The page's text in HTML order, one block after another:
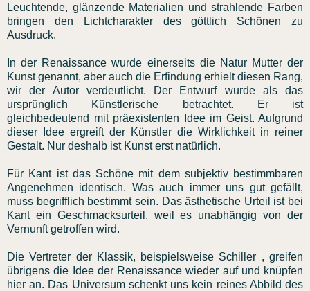
Leuchtende, glänzende Materialien und strahlende Farben
bringen den Lichtcharakter des göttlich Schönen zu
Ausdruck.
In der Renaissance wurde einerseits die Natur Mutter der
Kunst genannt, aber auch die Erfindung erhielt diesen Rang,
wir der Autor verdeutlicht. Der Entwurf wurde als das
ursprünglich Künstlerische betrachtet. Er ist
gleichbedeutend mit präexistenten Idee im Geist. Aufgrund
dieser Idee ergreift der Künstler die Wirklichkeit in reiner
Gestalt. Nur deshalb ist Kunst erst natürlich.
Für Kant ist das Schöne mit dem subjektiv bestimmbaren
Angenehmen identisch. Was auch immer uns gut gefällt,
muss begrifflich bestimmt sein. Das ästhetische Urteil ist bei
Kant ein Geschmacksurteil, weil es unabhängig von der
Vernunft getroffen wird.
Die Vertreter der Klassik, beispielsweise Schiller , greifen
übrigens die Idee der Renaissance wieder auf und knüpfen
hier an. Das Universum schenkt uns kein reines Abbild des